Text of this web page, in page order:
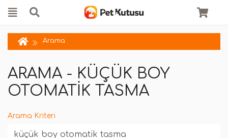
Arama
ARAMA - KÜÇÜK BOY
OTOMATIK TASMA
Arama Kriteri